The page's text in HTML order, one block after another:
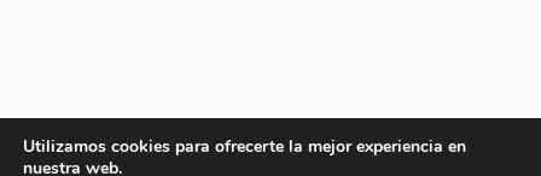
Utilizamos cookies para ofrecerte la mejor experiencia en
nuestra web.